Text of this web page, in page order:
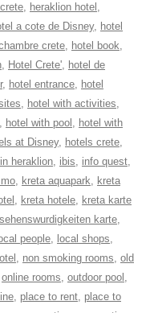
, heraklion hotel ,
a cote de Disney, hotel
crete, hotel book,
, Hotel Crete', hotel de
, hotel entrance, hotel
, hotel with activities,
, hotel with pool , hotel with
at Disney, hotels crete,
heraklion, ibis, info quest,
, kreta aquapark, kreta
, kreta hotele, kreta karte
karte,
people, local shops,
, non smoking rooms, old
online rooms, outdoor pool ,
, place to rent, place to